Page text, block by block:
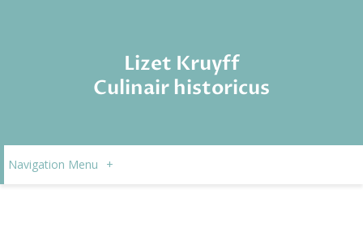
Lizet Kruyff
Culinair historicus
Navigation Menu +